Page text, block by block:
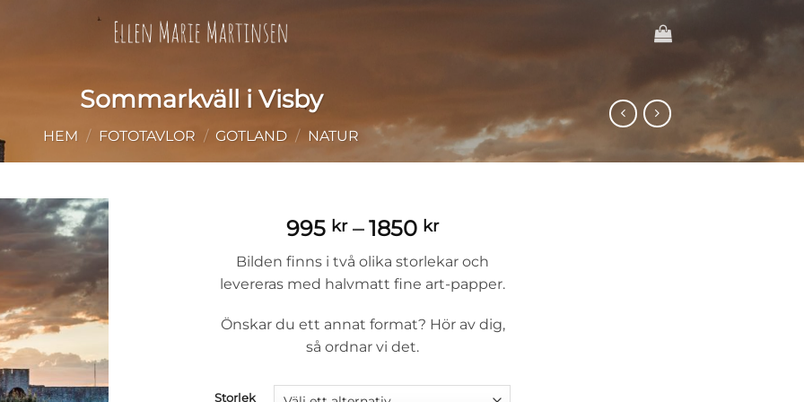
Sommarkväll i Visby
HEM / FOTOTAVLOR / GOTLAND / NATUR
995 kr – 1850 krPrisintervall:
till
1850 kr
Bilden finns i två olika storlekar och
levereras med halvmatt fine art-papper.
Önskar du ett annat format? Hör av dig,
så ordnar vi det.
Storlek